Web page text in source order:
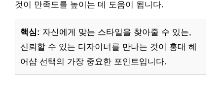
것이 만족도를 높이는 데 도움이 됩니다.
핵심: 자신에게 맞는 스타일을 찾아줄 수 있는,
신뢰할 수 있는 디자이너를 만나는 것이 홍대 헤
어샵 선택의 가장 중요한 포인트입니다.